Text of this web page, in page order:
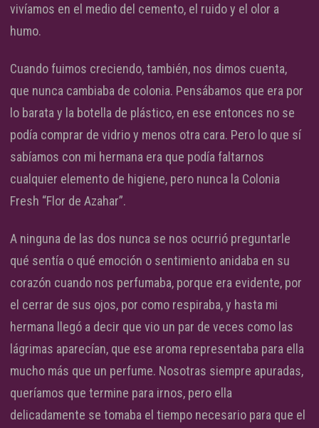
vivíamos en el medio del cemento, el ruido y el olor a
humo.
Cuando fuimos creciendo, también, nos dimos cuenta,
que nunca cambiaba de colonia. Pensábamos que era por
lo barata y la botella de plástico, en ese entonces no se
podía comprar de vidrio y menos otra cara. Pero lo que sí
sabíamos con mi hermana era que podía faltarnos
cualquier elemento de higiene, pero nunca la Colonia
Fresh “Flor de Azahar”.
A ninguna de las dos nunca se nos ocurrió preguntarle
qué sentía o qué emoción o sentimiento anidaba en su
corazón cuando nos perfumaba, porque era evidente, por
el cerrar de sus ojos, por como respiraba, y hasta mi
hermana llegó a decir que vio un par de veces como las
lágrimas aparecían, que ese aroma representaba para ella
mucho más que un perfume. Nosotras siempre apuradas,
queríamos que termine para irnos, pero ella
delicadamente se tomaba el tiempo necesario para que el